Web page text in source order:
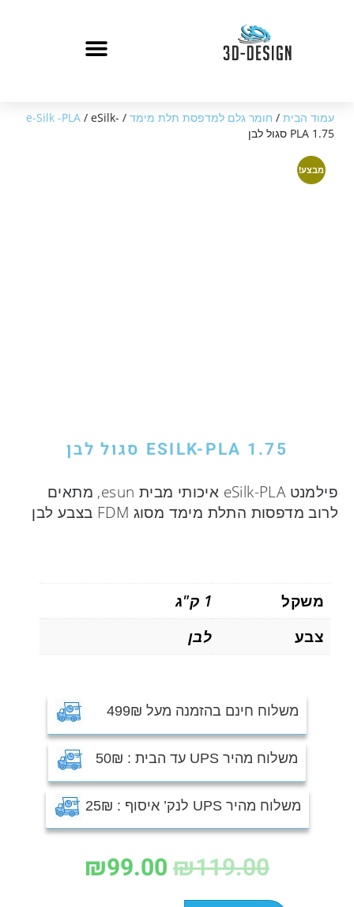
עמוד הבית / חומר גלם למדפסת תלת מימד /
e-Silk -PLA / eSilk-
PLA 1.75 סגול לבן
מבצע!
ESILK-PLA 1.75 סגול לבן
פילמנט eSilk-PLA איכותי מבית esun, מתאים
לרוב מדפסות התלת מימד מסוג FDM בצבע לבן
משקל
1 ק"ג
צבע
לבן
משלוח חינם בהזמנה מעל 499₪
משלוח מהיר UPS עד הבית : 50₪
משלוח מהיר UPS לנק’ איסוף : 25₪
₪119.00
₪99.00